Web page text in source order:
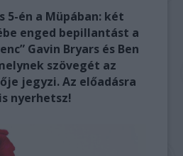
5-én a Müpában: két
enged bepillantást a
Gavin Bryars és Ben
szövegét az
jegyzi. Az előadásra
nyerhetsz!